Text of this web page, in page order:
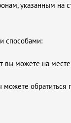
указанным на
способами:
вы можете на